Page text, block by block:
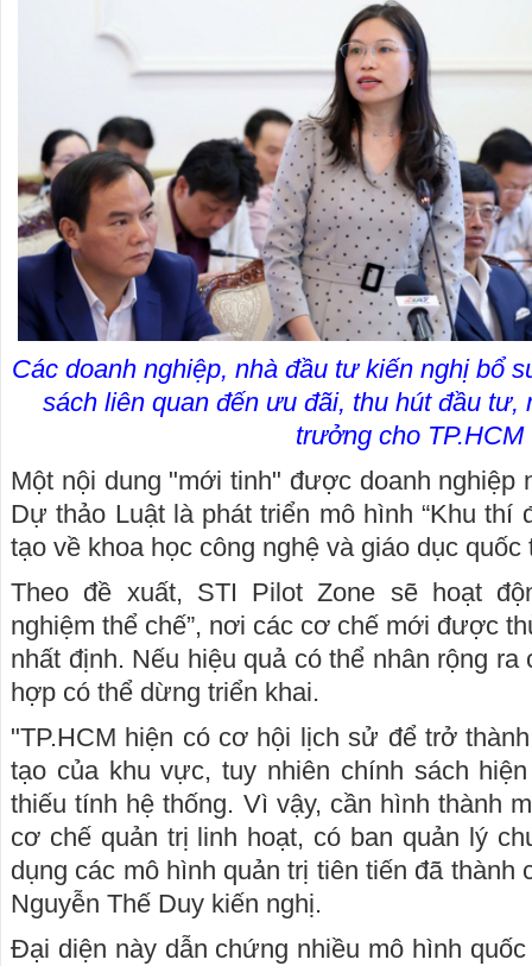
Các doanh nghiệp, nhà đầu tư kiến nghị bổ
sách liên quan đến ưu đãi, thu hút đầu tư,
trưởng cho TP.HCM
Một nội dung "mới tinh" được doanh nghiệp
Dự thảo Luật là phát triển mô hình “Khu thí
tạo về khoa học công nghệ và giáo dục quốc
Theo đề xuất, STI Pilot Zone sẽ hoạt
nghiệm thể chế”, nơi các cơ chế mới được
nhất định. Nếu hiệu quả có thể nhân rộng
hợp có thể dừng triển khai.
"TP.HCM hiện có cơ hội lịch sử để trở
tạo của khu vực, tuy nhiên chính sách
thiếu tính hệ thống. Vì vậy, cần hình thành
cơ chế quản trị linh hoạt, có ban quản lý
dụng các mô hình quản trị tiên tiến đã
Nguyễn Thế Duy kiến nghị.
Đại diện này dẫn chứng nhiều mô hình